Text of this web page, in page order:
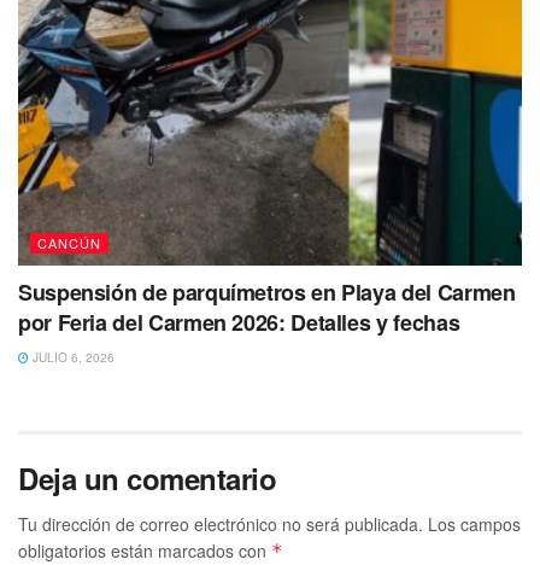
CANCÚN
Suspensión de parquímetros en Playa del Carmen
por Feria del Carmen 2026: Detalles y fechas
JULIO 6, 2026
Deja un comentario
Tu dirección de correo electrónico no será publicada. Los campos
obligatorios están marcados con *